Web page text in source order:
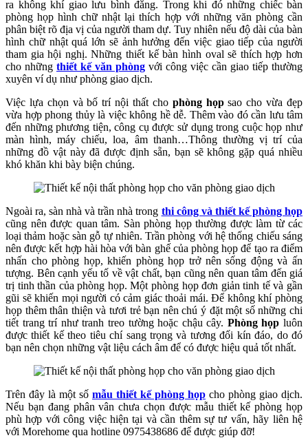
ra không khí giao lưu bình đẳng. Trong khi đó những chiếc bàn
phòng họp hình chữ nhật lại thích hợp với những văn phòng cần
phân biệt rõ địa vị của người tham dự. Tuy nhiên nếu độ dài của bàn
hình chữ nhật quá lớn sẽ ảnh hưởng đến việc giao tiếp của người
tham gia hội nghị. Những thiết kế bàn hình oval sẽ thích hợp hơn
cho những thiết kế văn phòng với công việc cần giao tiếp thường
xuyên ví dụ như phòng giao dịch.
Việc lựa chọn và bố trí nội thất cho phòng họpsao cho vừa đẹp
vừa hợp phong thủy là việc không hề dễ. Thêm vào đó cần lưu tâm
đến những phương tiện, công cụ được sử dụng trong cuộc họp như
màn hình, máy chiếu, loa, âm thanh…Thông thường vị trí của
những đồ vật này đã được định sẵn, bạn sẽ không gặp quá nhiều
khó khăn khi bày biện chúng.
Ngoài ra, sàn nhà và trần nhà trong thi công và thiết kế phòng họp
cũng nên được quan tâm. Sàn phòng họp thường được làm từ các
loại thảm hoặc sàn gỗ tự nhiên. Trần phòng với hệ thống chiếu sáng
nên được kết hợp hài hòa với bàn ghế của phòng họp để tạo ra điểm
nhấn cho phòng họp, khiến phòng họp trở nên sống động và ấn
tượng. Bên cạnh yếu tố về vật chất, bạn cũng nên quan tâm đến giá
trị tinh thần của phòng họp. Một phòng họp đơn giản tinh tế và gần
gũi sẽ khiến mọi người có cảm giác thoải mái. Để không khí phòng
họp thêm thân thiện và tươi trẻ bạn nên chú ý đặt một số những chi
tiết trang trí như tranh treo tường hoặc chậu cây. Phòng họp luôn
được thiết kế theo tiêu chí sang trọng và tương đối kín đáo, do đó
bạn nên chọn những vật liệu cách âm để có được hiệu quả tốt nhất.
Trên đây là một số mẫu thiết kế phòng họp cho phòng giao dịch.
Nếu bạn đang phân vân chưa chọn được mẫu thiết kế phòng họp
phù hợp với công việc hiện tại và cần thêm sự tư vấn, hãy liên hệ
với Morehome qua hotline 0975438686 để được giúp đỡ!